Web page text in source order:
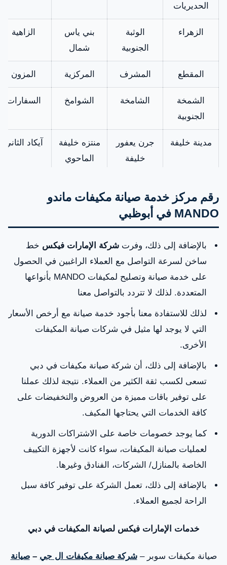
الحديريات
الزهراء
الوثبة
الجنوبية
بني ياس
شمال
الزاهية
المقطع المشرف المركزية المزون
الشمخة
الجنوبية
الشامخة الشوامخ السفارات
مدينة خليفة
جرن يعفور
خليفة
منتزه خليفة
الماحوي
آيكاد الثاني
المصفح
الصناعية
زايد البلدية
الجديدة
ميناء مصفح
المستوى
الإداري 11
واحة النخيل
زايد
الرياضية
مطار
الدولي
تلال أبوظبي
بوابة
المنهل
النهدة غرب الميناء آل نهيان
شرق
حائل
مدينة زايد الوثبة شمال
المسجد
الكبير
بني ياس
شرق
هضبة
بني ياس
الزراعة جزيرة ياس
المستوى
رقم مركز خدمة صيانة مكيفات ماندو
MANDO في أبوظبي
بالإضافة إلى ذلك، وفرت شركة الإمارات فيكس خط
ساخن لسرعة التواصل مع العملاء الراغبين في الحصول
على خدمة صيانة وتصليح لمكيفات MANDO بأنواعها
المتعددة. لذلك لا تتردد بالتواصل معنا
لذلك للاستفادة معنا بأجود خدمة صيانة مع أرخص الأسعار
التي لا يوجد لها مثيل في شركات صيانة المكيفات
الأخرى.
بالإضافة إلى ذلك، أن شركة صيانة مكيفات في دبي
تسعى لكسب ثقة الكثير من العملاء. نتيجة لذلك عملنا
على توفير باقات مميزة من العروض والتخفيضات على
كافة الخدمات التي يحتاجها المكيف.
كما يوجد خصومات خاصة على الاشتراكات الدورية
لعمليات صيانة المكيفات، سواء كانت لأجهزة التكييف
الخاصة بالمنازل/ الشركات، الفنادق وغيرها.
بالإضافة إلى ذلك، تعمل الشركة على توفير كافة سبل
الراحة لجميع العملاء.
خدمات الإمارات فيكس لصيانة المكيفات في دبي
صيانة مكيفات سوبر –شركة صيانة مكيفات ال جي –صيانة